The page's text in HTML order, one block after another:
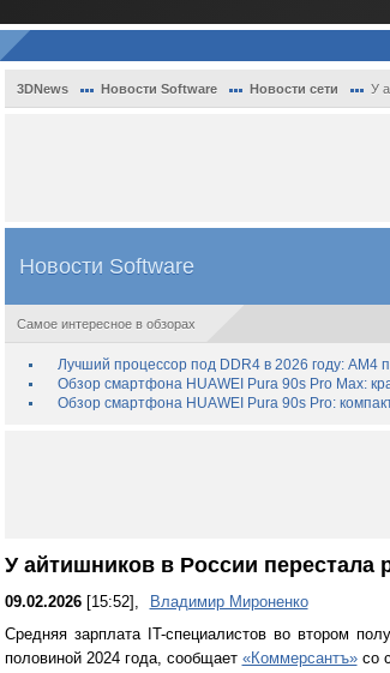
3DNews Новости Software Новости сети У
Новости Software
Самое интересное в обзорах
Лучший процессор под DDR4 в 2026 году: AM4
Обзор смартфона HUAWEI Pura 90s Pro Max:
Обзор смартфона HUAWEI Pura 90s Pro:
У айтишников в России перестала
09.02.2026[15:52],
Владимир Мироненко
Средняя зарплата IT-специалистов во втором
половиной 2024 года, сообщает «Коммерсантъ»со